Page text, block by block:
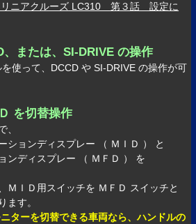
リニアクルーズ LC310 第３話 設定に
、または、SI-DRIVE の操作
使って、DCCD や SI-DRIVE の操作が可
を切替操作
、
ションディスプレー （ ＭＩＤ ） と
ンディスプレー （ ＭＦＤ ） を
ＭＩＤ用スイッチを ＭＦＤ スイッチと
ます。
ターを切替できる車両なら、ハンドルの